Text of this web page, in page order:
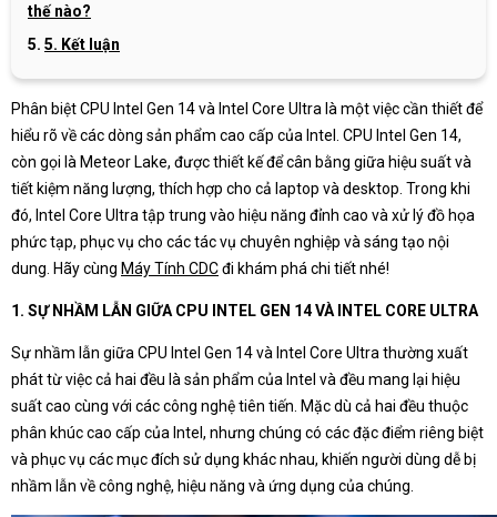
thế nào?
5. Kết luận
Phân biệt CPU Intel Gen 14 và Intel Core Ultra là một việc cần thiết để
hiểu rõ về các dòng sản phẩm cao cấp của Intel. CPU Intel Gen 14,
còn gọi là Meteor Lake, được thiết kế để cân bằng giữa hiệu suất và
tiết kiệm năng lượng, thích hợp cho cả laptop và desktop. Trong khi
đó, Intel Core Ultra tập trung vào hiệu năng đỉnh cao và xử lý đồ họa
phức tạp, phục vụ cho các tác vụ chuyên nghiệp và sáng tạo nội
dung. Hãy cùng Máy Tính CDCđi khám phá chi tiết nhé!
1. SỰ NHẦM LẪN GIỮA CPU INTEL GEN 14 VÀ INTEL CORE ULTRA
Sự nhầm lẫn giữa CPU Intel Gen 14 và Intel Core Ultra thường xuất
phát từ việc cả hai đều là sản phẩm của Intel và đều mang lại hiệu
suất cao cùng với các công nghệ tiên tiến. Mặc dù cả hai đều thuộc
phân khúc cao cấp của Intel, nhưng chúng có các đặc điểm riêng biệt
và phục vụ các mục đích sử dụng khác nhau, khiến người dùng dễ bị
nhầm lẫn về công nghệ, hiệu năng và ứng dụng của chúng.